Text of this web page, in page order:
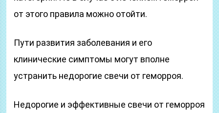
от этого правила можно отойти.
Пути развития заболевания и его
клинические симптомы могут вполне
устранить недорогие свечи от геморроя.
Недорогие и эффективные свечи от геморроя